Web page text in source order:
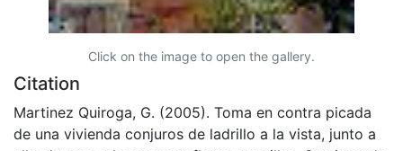
Click on the image to open the gallery.
Citation
Martinez Quiroga, G. (2005). Toma en contra picada
de una vivienda conjuros de ladrillo a la vista, junto a